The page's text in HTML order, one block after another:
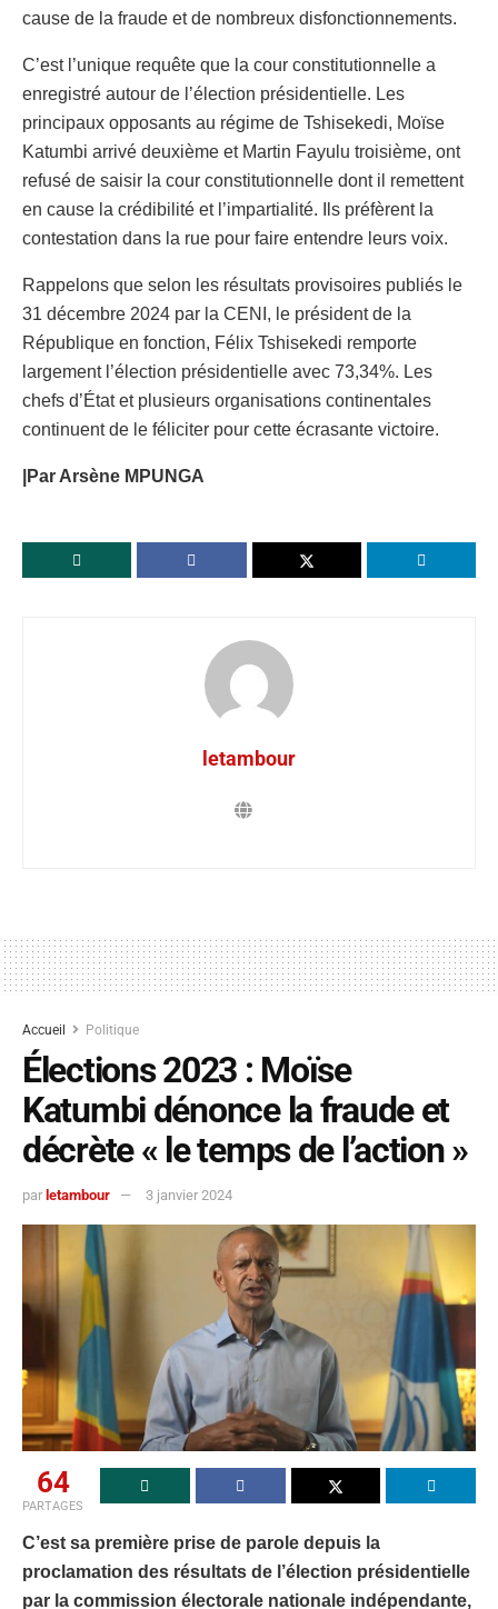
cause de la fraude et de nombreux disfonctionnements.
C’est l’unique requête que la cour constitutionnelle a
enregistré autour de l’élection présidentielle. Les
principaux opposants au régime de Tshisekedi, Moïse
Katumbi arrivé deuxième et Martin Fayulu troisième, ont
refusé de saisir la cour constitutionnelle dont il remettent
en cause la crédibilité et l’impartialité. Ils préfèrent la
contestation dans la rue pour faire entendre leurs voix.
Rappelons que selon les résultats provisoires publiés le
31 décembre 2024 par la CENI, le président de la
République en fonction, Félix Tshisekedi remporte
largement l’élection présidentielle avec 73,34%. Les
chefs d’État et plusieurs organisations continentales
continuent de le féliciter pour cette écrasante victoire.
|Par Arsène MPUNGA
letambour
Accueil Politique
Élections 2023 : Moïse
Katumbi dénonce la fraude et
décrète « le temps de l’action »
par letambour 3 janvier 2024
64
PARTAGES
C’est sa première prise de parole depuis la
proclamation des résultats de l’élection présidentielle
par la commission électorale nationale indépendante,